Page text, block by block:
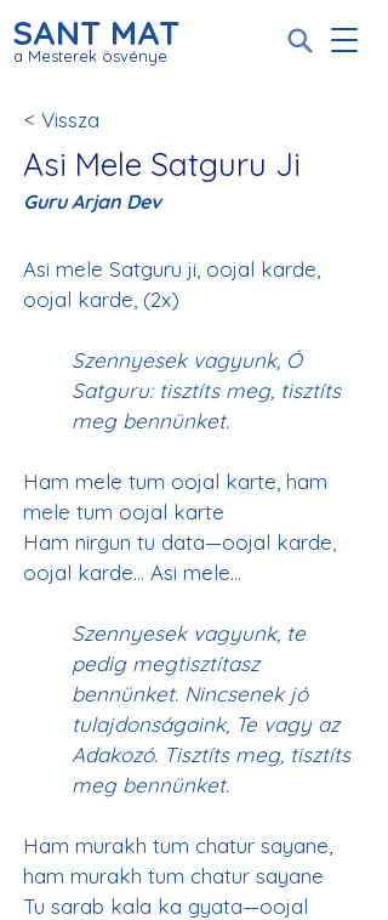
SANT MAT
a Mesterek ösvénye
< Vissza
Asi Mele Satguru Ji
Guru Arjan Dev
Asi mele Satguru ji, oojal karde,
Szennyesek vagyunk, Ó
Satguru: tisztíts meg, tisztíts
meg bennünket.
Ham mele tum oojal karte, ham
mele tum oojal karte
Ham nirgun tu data—oojal karde,
Szennyesek vagyunk, te
pedig megtisztítasz
bennünket. Nincsenek jó
tulajdonságaink, Te vagy az
Adakozó. Tisztíts meg, tisztíts
meg bennünket.
Ham murakh tum chatur sayane,
ham murakh tum chatur sayane
Tu sarab kala ka gyata—oojal